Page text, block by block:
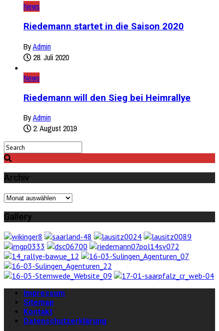
News
Riedemann startet in die Saison 2020
ByAdmin
28. Juli 2020
News
Riedemann will den Sieg bei Heimrallye
ByAdmin
2. August 2019
Archiv
Archiv
Gallery
Impressum
Sitemap
Kontakt
Datenschutzerklärung